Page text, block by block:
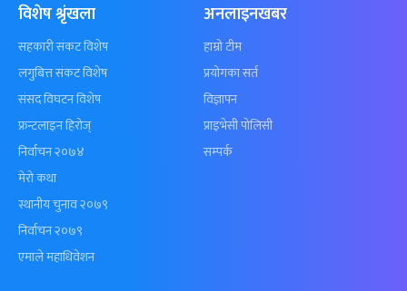
विशेष श्रृंखला
सहकारी संकट विशेष
लगुबित्त संकट विशेष
संसद विघटन विशेष
फ्रन्टलाइन हिरोज्
निर्वाचन २०७४
मेरो कथा
स्थानीय चुनाव २०७९
निर्वाचन २०७९
एमाले महाधिवेशन
अनलाइनखबर
हाम्रो टीम
प्रयोगका सर्त
विज्ञापन
प्राइभेसी पोलिसी
सम्पर्क